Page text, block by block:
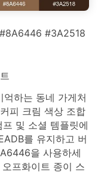
#3A2518
하는 동네 가게처
피 크림 색상 조합
및 소셜 템플릿에
를 유지하고 버
을 사용하세
프화이트 종이 스